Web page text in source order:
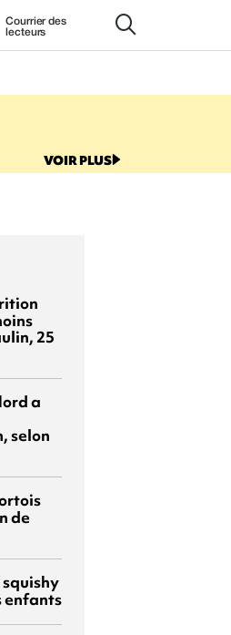
Courrier des
lecteurs
VOIR PLUS
25
a
selon
de
squishy
enfants